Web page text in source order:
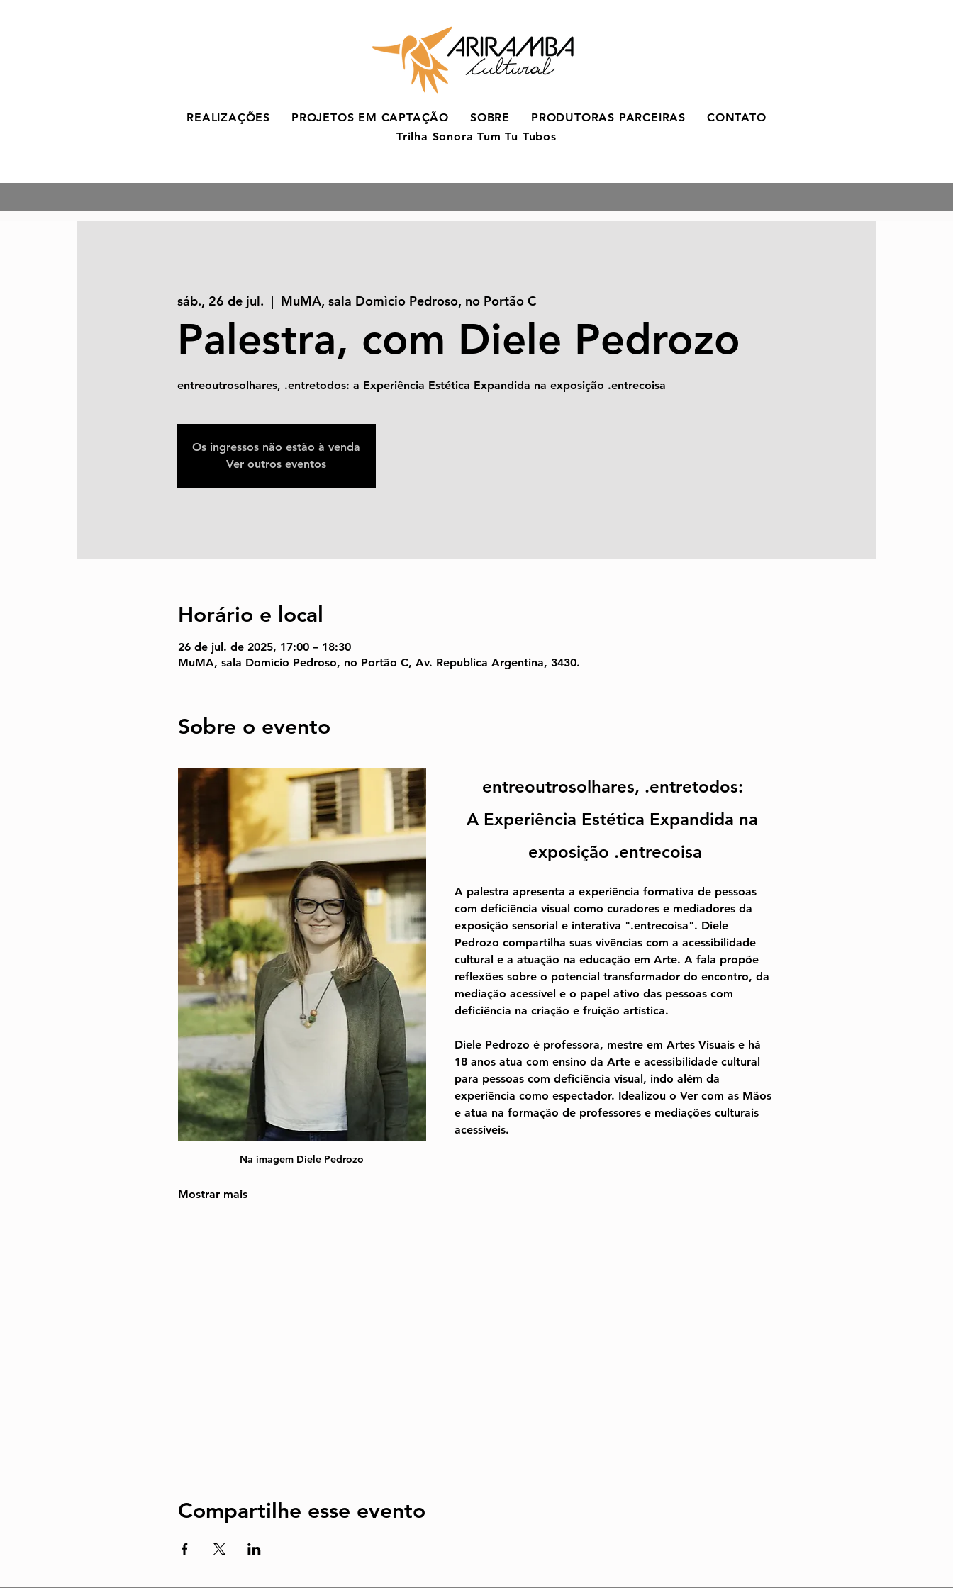
REALIZAÇÕES PROJETOS EM CAPTAÇÃO SOBRE PRODUTORAS PARCEIRAS
CONTATO
Trilha Sonora Tum Tu Tubos
sáb., 26 de jul.
  |
MuMA, sala Domìcio Pedroso, no Portão C
Palestra, com Diele Pedrozo
entreoutrosolhares, .entretodos: a Experiência Estética Expandida na exposição .entrecoisa
Os ingressos não estão à venda
Ver outros eventos
Horário e local
26 de jul. de 2025, 17:00 – 18:30
MuMA, sala Domìcio Pedroso, no Portão C, Av. Republica Argentina, 3430.
Sobre o evento
Na imagem Diele Pedrozo
entreoutrosolhares, .entretodos:
A Experiência Estética Expandida na
exposição .entrecoisa
A palestra apresenta a experiência formativa de pessoas
com deficiência visual como curadores e mediadores da
exposição sensorial e interativa ".entrecoisa". Diele
Pedrozo compartilha suas vivências com a acessibilidade
cultural e a atuação na educação em Arte. A fala propõe
reflexões sobre o potencial transformador do encontro, da
mediação acessível e o papel ativo das pessoas com
deficiência na criação e fruição artística.
Diele Pedrozo é professora, mestre em Artes Visuais e há
18 anos atua com ensino da Arte e acessibilidade cultural
para pessoas com deficiência visual, indo além da
experiência como espectador. Idealizou o Ver com as Mãos
e atua na formação de professores e mediações culturais
acessíveis.
Mostrar mais
Compartilhe esse evento